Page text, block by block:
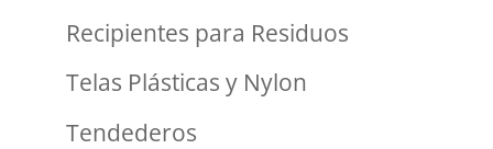
Recipientes para Residuos
Telas Plásticas y Nylon
Tendederos